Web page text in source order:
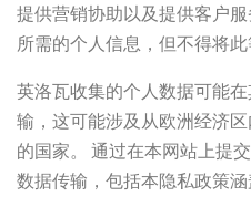
提供营销协助以及提供客户
所需的个人信息，但不得将
英洛瓦收集的个人数据可能
输，这可能涉及从欧洲经济
的国家。 通过在本网站上提
数据传输，包括本隐私政策涵